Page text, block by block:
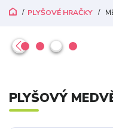
PLYŠOVÉ HRAČKY
PLYŠOVÝ